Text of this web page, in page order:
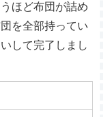
ほど布団が詰め
を全部持ってい
して完了しまし